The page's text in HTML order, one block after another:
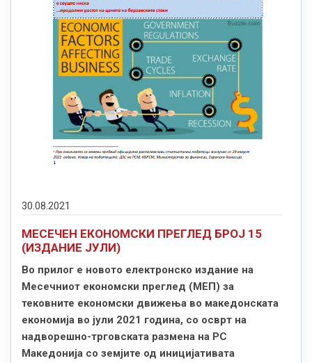
30.08.2021
МЕСЕЧЕН ЕКОНОМСКИ ПРЕГЛЕД БРОЈ 15
(ИЗДАНИЕ ЈУЛИ)
Во прилог е новото електронско издание на
Месечниот економски преглед (МЕП) за
тековните економски движења во македонската
економија во јули 2021 година, со осврт на
надворешно-трговската размена на РС
Македонија со земјите од иницијативата